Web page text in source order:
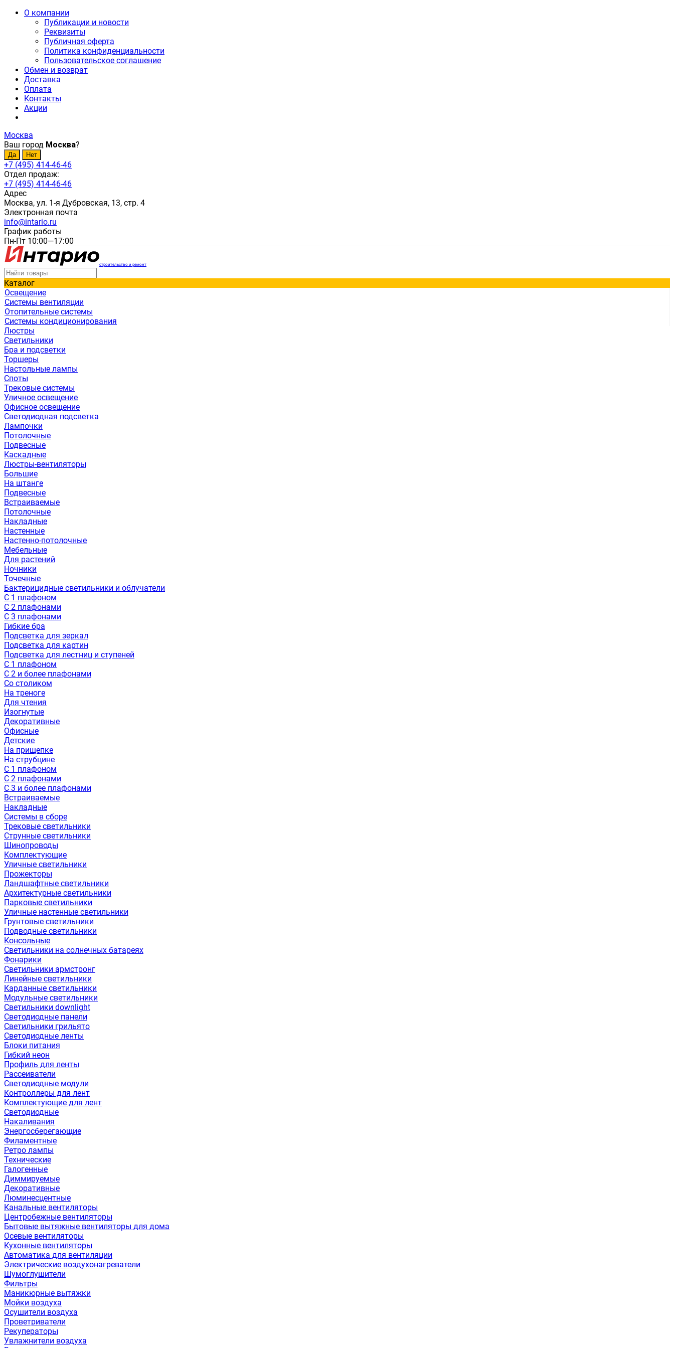
О компании
Публикации и новости
Реквизиты
Публичная оферта
Политика конфиденциальности
Пользовательское соглашение
Обмен и возврат
Доставка
Оплата
Контакты
Акции
Москва
Ваш город Москва?
+7 (495) 414-46-46
Отдел продаж:
+7 (495) 414-46-46
Адрес
Москва, ул. 1-я Дубровская, 13, стр. 4
Электронная почта
info@intario.ru
График работы
Пн-Пт 10:00—17:00
строительство и ремонт
Каталог
Освещение
Системы вентиляции
Отопительные системы
Системы кондиционирования
Люстры
Светильники
Бра и подсветки
Торшеры
Настольные лампы
Споты
Трековые системы
Уличное освещение
Офисное освещение
Светодиодная подсветка
Лампочки
Потолочные
Подвесные
Каскадные
Люстры-вентиляторы
Большие
На штанге
Подвесные
Встраиваемые
Потолочные
Накладные
Настенные
Настенно-потолочные
Мебельные
Для растений
Ночники
Точечные
Бактерицидные светильники и облучатели
С 1 плафоном
С 2 плафонами
С 3 плафонами
Гибкие бра
Подсветка для зеркал
Подсветка для картин
Подсветка для лестниц и ступеней
С 1 плафоном
С 2 и более плафонами
Со столиком
На треноге
Для чтения
Изогнутые
Декоративные
Офисные
Детские
На прищепке
На струбцине
С 1 плафоном
С 2 плафонами
С 3 и более плафонами
Встраиваемые
Накладные
Системы в сборе
Трековые светильники
Струнные светильники
Шинопроводы
Комплектующие
Уличные светильники
Прожекторы
Ландшафтные светильники
Архитектурные светильники
Парковые светильники
Уличные настенные светильники
Грунтовые светильники
Подводные светильники
Консольные
Светильники на солнечных батареях
Фонарики
Светильники армстронг
Линейные светильники
Карданные светильники
Модульные светильники
Светильники downlight
Светодиодные панели
Светильники грильято
Светодиодные ленты
Блоки питания
Гибкий неон
Профиль для ленты
Рассеиватели
Светодиодные модули
Контроллеры для лент
Комплектующие для лент
Светодиодные
Накаливания
Энергосберегающие
Филаментные
Ретро лампы
Технические
Галогенные
Диммируемые
Декоративные
Люминесцентные
Канальные вентиляторы
Центробежные вентиляторы
Бытовые вытяжные вентиляторы для дома
Осевые вентиляторы
Кухонные вентиляторы
Автоматика для вентиляции
Электрические воздухонагреватели
Шумоглушители
Фильтры
Маникюрные вытяжки
Мойки воздуха
Осушители воздуха
Проветриватели
Рекуператоры
Увлажнители воздуха